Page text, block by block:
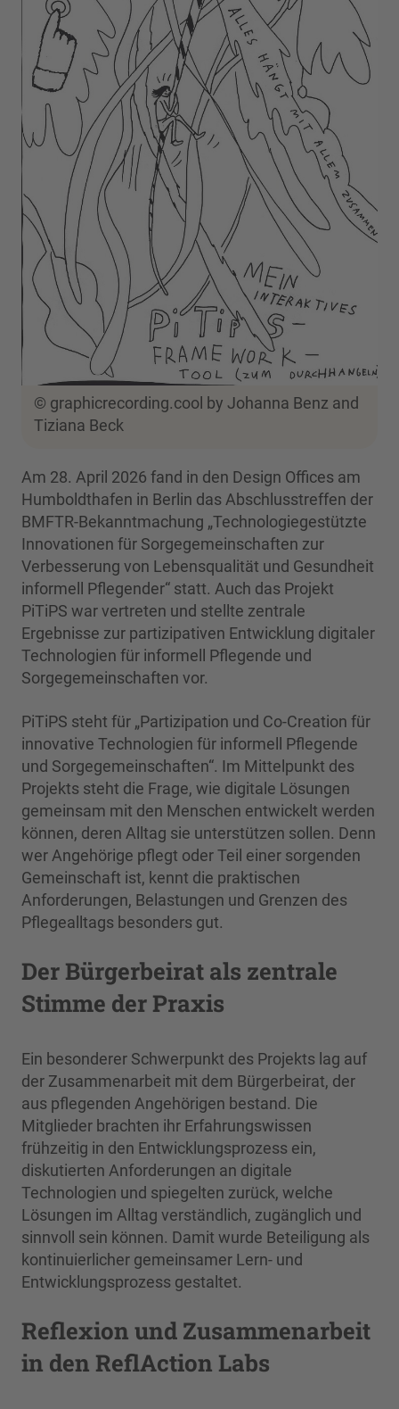
© graphicrecording.cool by Johanna Benz and
Tiziana Beck
Am 28. April 2026 fand in den Design Offices am
Humboldthafen in Berlin das Abschlusstreffen der
BMFTR-Bekanntmachung „Technologiegestützte
Innovationen für Sorgegemeinschaften zur
Verbesserung von Lebensqualität und Gesundheit
informell Pflegender“ statt. Auch das Projekt
PiTiPS war vertreten und stellte zentrale
Ergebnisse zur partizipativen Entwicklung digitaler
Technologien für informell Pflegende und
Sorgegemeinschaften vor.
PiTiPS steht für „Partizipation und Co-Creation für
innovative Technologien für informell Pflegende
und Sorgegemeinschaften“. Im Mittelpunkt des
Projekts steht die Frage, wie digitale Lösungen
gemeinsam mit den Menschen entwickelt werden
können, deren Alltag sie unterstützen sollen. Denn
wer Angehörige pflegt oder Teil einer sorgenden
Gemeinschaft ist, kennt die praktischen
Anforderungen, Belastungen und Grenzen des
Pflegealltags besonders gut.
Der Bürgerbeirat als zentrale
Stimme der Praxis
Ein besonderer Schwerpunkt des Projekts lag auf
der Zusammenarbeit mit dem Bürgerbeirat, der
aus pflegenden Angehörigen bestand. Die
Mitglieder brachten ihr Erfahrungswissen
frühzeitig in den Entwicklungsprozess ein,
diskutierten Anforderungen an digitale
Technologien und spiegelten zurück, welche
Lösungen im Alltag verständlich, zugänglich und
sinnvoll sein können. Damit wurde Beteiligung als
kontinuierlicher gemeinsamer Lern- und
Entwicklungsprozess gestaltet.
Reflexion und Zusammenarbeit
in den ReflAction Labs